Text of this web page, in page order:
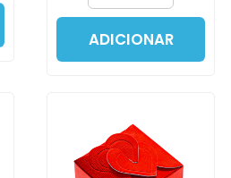
ADICIONAR